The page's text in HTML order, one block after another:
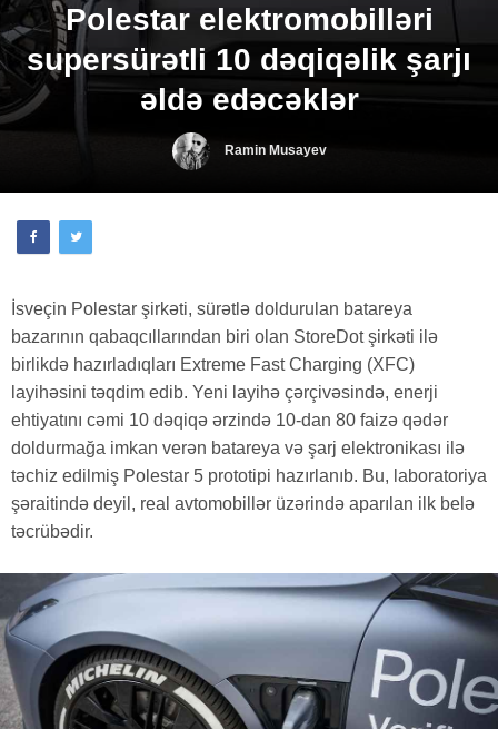
Polestar elektromobilləri
supersürətli 10 dəqiqəlik şarjı
əldə edəcəklər
Ramin Musayev
İsveçin Polestar şirkəti, sürətlə doldurulan batareya
bazarının qabaqcıllarından biri olan StoreDot şirkəti ilə
birlikdə hazırladıqları Extreme Fast Charging (XFC)
layihəsini təqdim edib. Yeni layihə çərçivəsində, enerji
ehtiyatını cəmi 10 dəqiqə ərzində 10-dan 80 faizə qədər
doldurmağa imkan verən batareya və şarj elektronikası ilə
təchiz edilmiş Polestar 5 prototipi hazırlanıb. Bu, laboratoriya
şəraitində deyil, real avtomobillər üzərində aparılan ilk belə
təcrübədir.